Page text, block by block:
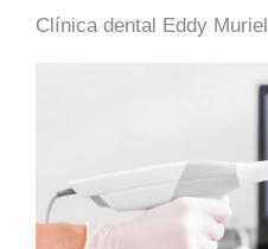
Clínica dental Eddy Muriel